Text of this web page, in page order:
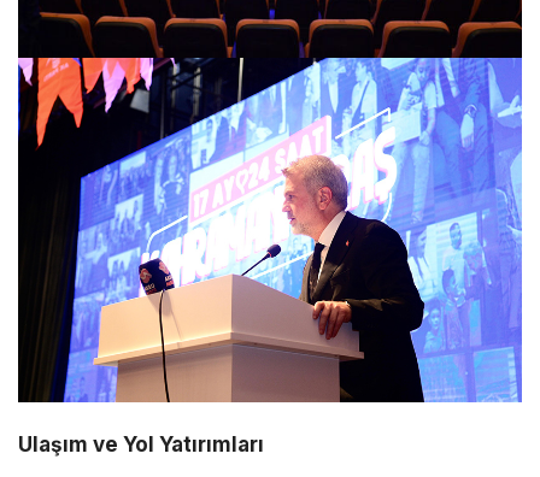
Ulaşım ve Yol Yatırımları